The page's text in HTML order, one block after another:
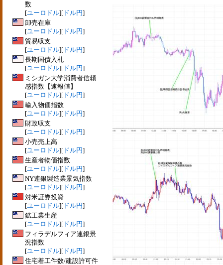
数
[ユーロドル][ ドル円]
卸売在庫
[ユーロドル][ ドル円]
貿易収支
[ユーロドル][ ドル円]
長期国債入札
[ユーロドル][ ドル円]
ミシガン大学消費者信頼
感指数【速報値】
[ユーロドル][ ドル円]
輸入物価指数
[ユーロドル][ ドル円]
財政収支
[ユーロドル][ ドル円]
小売売上高
[ユーロドル][ ドル円]
生産者物価指数
[ユーロドル][ ドル円]
NY連銀製造業景気指数
[ユーロドル][ ドル円]
対米証券投資
[ユーロドル][ ドル円]
鉱工業生産
[ユーロドル][ ドル円]
フィラデルフィア連銀景
況指数
[ユーロドル][ ドル円]
住宅着工件数/建設許可件